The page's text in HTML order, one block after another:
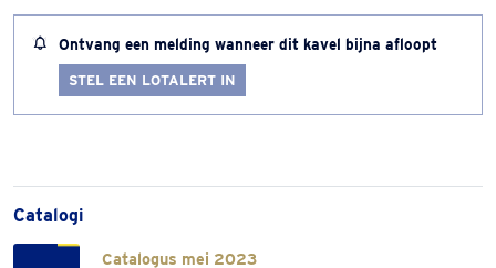
Ontvang een melding wanneer dit kavel bijna afloopt
STEL EEN LOTALERT IN
Catalogi
Catalogus mei 2023